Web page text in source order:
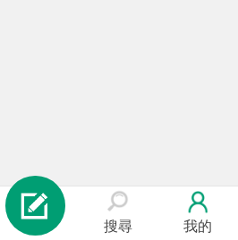
搜尋 我的